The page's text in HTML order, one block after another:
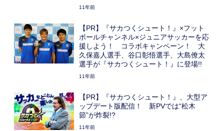
11年前
【PR】『サカつくシュート！』×フット
ボールチャンネル×ジュニアサッカーを応
援しよう！ コラボキャンペーン！ 大
久保嘉人選手、谷口彰悟選手、大島僚太
選手が『サカつくシュート！』に登場!!
11年前
【PR】『サカつくシュート！』、大型ア
ップデート版配信！ 新PVでは“松木
節”が炸裂!?
11年前